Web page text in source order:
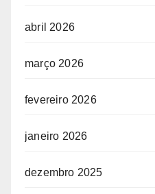
abril 2026
março 2026
fevereiro 2026
janeiro 2026
dezembro 2025